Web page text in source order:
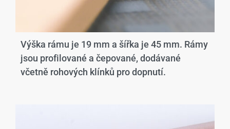
Výška rámu je 19 mm a šířka je 45 mm. Rámy
jsou profilované a čepované, dodávané
včetně rohových klínků pro dopnutí.